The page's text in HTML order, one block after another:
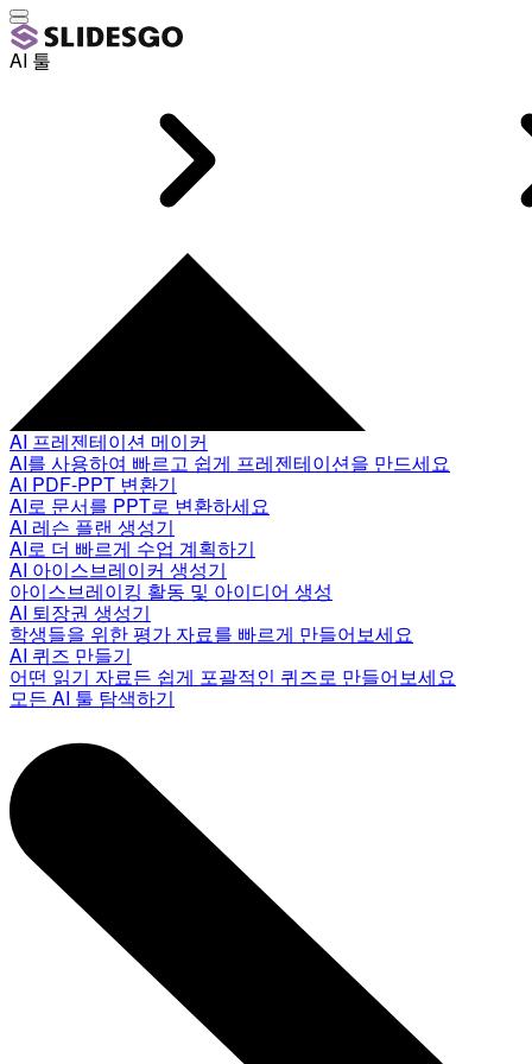
AI 툴
AI 프레젠테이션 메이커
AI를 사용하여 빠르고 쉽게 프레젠테이션을 만드세요
AI PDF-PPT 변환기
AI로 문서를 PPT로 변환하세요
AI 레슨 플랜 생성기
AI로 더 빠르게 수업 계획하기
AI 아이스브레이커 생성기
아이스브레이킹 활동 및 아이디어 생성
AI 퇴장권 생성기
학생들을 위한 평가 자료를 빠르게 만들어보세요
AI 퀴즈 만들기
어떤 읽기 자료든 쉽게 포괄적인 퀴즈로 만들어보세요
모든 AI 툴 탐색하기